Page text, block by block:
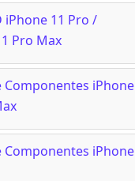
iPhone 11 Pro /
Pro Max
Componentes iPhone
Componentes iPhone